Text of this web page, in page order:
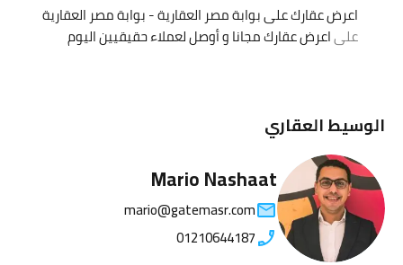
اعرض عقارك على بوابة مصر العقارية - بوابة مصر العقارية
علىاعرض عقارك مجانا و أوصل لعملاء حقيقيين اليوم
الوسيط العقاري
Mario Nashaat
mario@gatemasr.com
01210644187